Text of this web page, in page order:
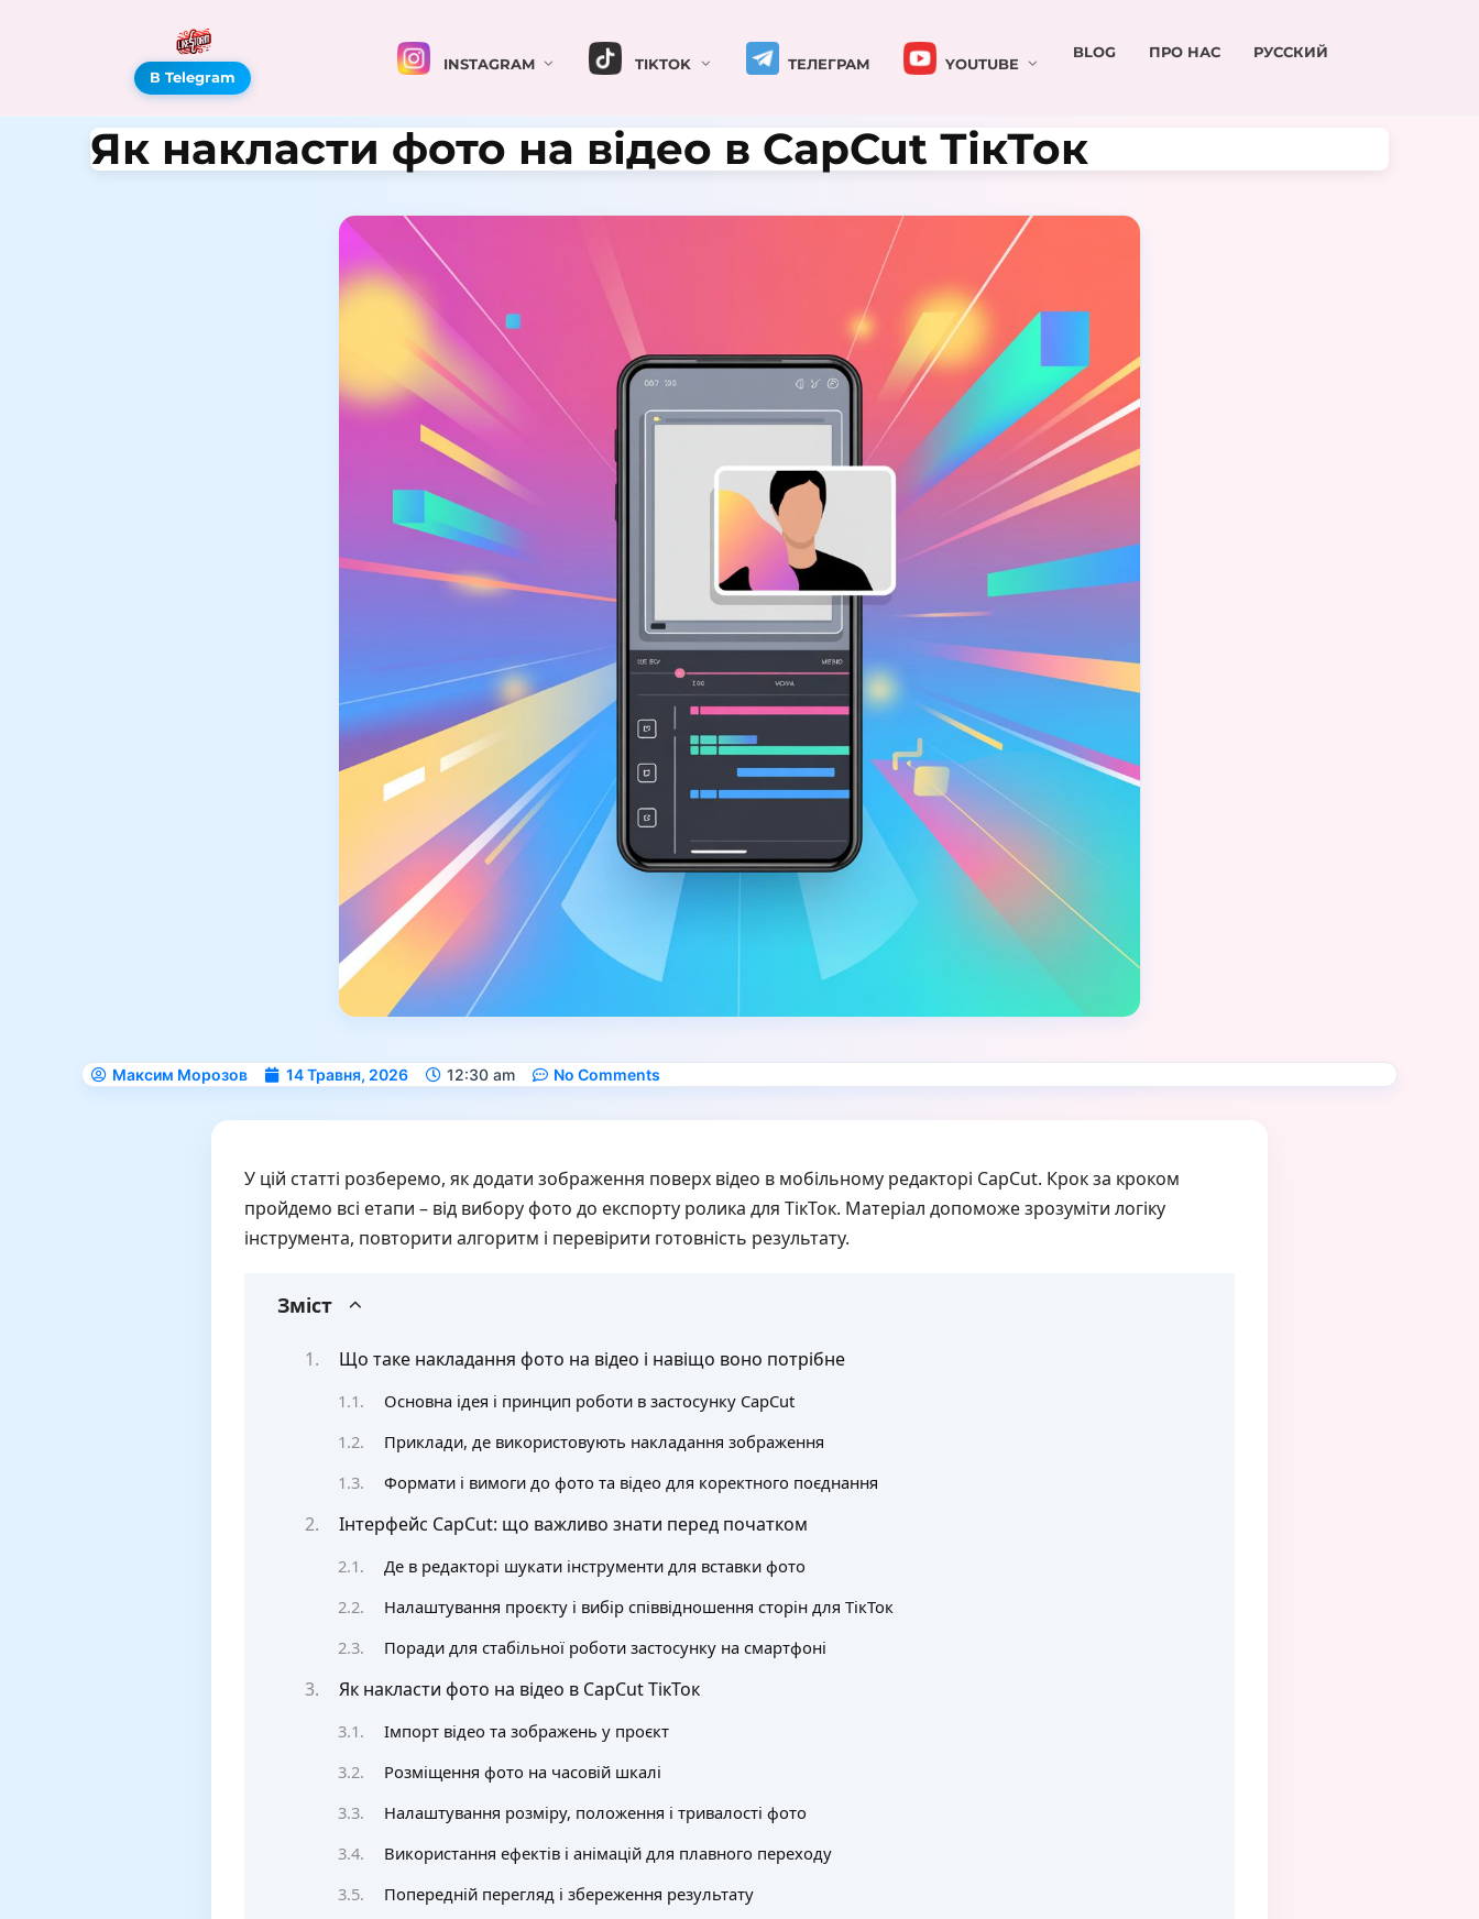
В Telegram
INSTAGRAM TIKTOK ТЕЛЕГРАМ YOUTUBE
BLOG ПРО НАС РУССКИЙ
Як накласти фото на відео в CapCut ТікТок
Максим Морозов 14 Травня, 2026 12:30 am No Comments
У цій статті розберемо, як додати зображення поверх відео в мобільному редакторі CapCut. Крок за кроком
пройдемо всі етапи – від вибору фото до експорту ролика для ТікТок. Матеріал допоможе зрозуміти логіку
інструмента, повторити алгоритм і перевірити готовність результату.
Зміст
Що таке накладання фото на відео і навіщо воно потрібне
Основна ідея і принцип роботи в застосунку CapCut
Приклади, де використовують накладання зображення
Формати і вимоги до фото та відео для коректного поєднання
Інтерфейс CapCut: що важливо знати перед початком
Де в редакторі шукати інструменти для вставки фото
Налаштування проєкту і вибір співвідношення сторін для ТікТок
Поради для стабільної роботи застосунку на смартфоні
Як накласти фото на відео в CapCut ТікТок
Імпорт відео та зображень у проєкт
Розміщення фото на часовій шкалі
Налаштування розміру, положення і тривалості фото
Використання ефектів і анімацій для плавного переходу
Попередній перегляд і збереження результату